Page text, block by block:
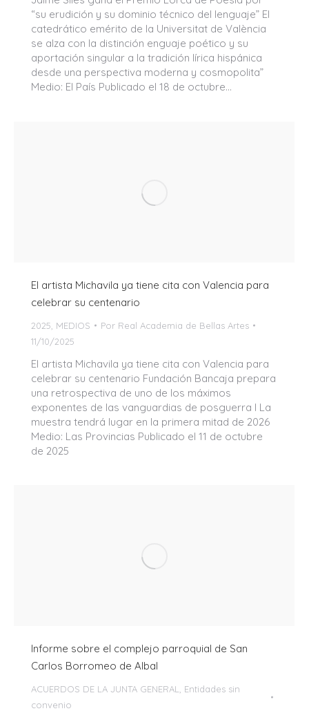
“su erudición y su dominio técnico del lenguaje” El
catedrático emérito de la Universitat de València
se alza con la distinción enguaje poético y su
aportación singular a la tradición lírica hispánica
desde una perspectiva moderna y cosmopolita”
Medio: El País Publicado el 18 de octubre…
El artista Michavila ya tiene cita con Valencia para
celebrar su centenario
2025 MEDIOS Por Real Academia de Bellas Artes
11/10/2025
El artista Michavila ya tiene cita con Valencia para
celebrar su centenario Fundación Bancaja prepara
una retrospectiva de uno de los máximos
exponentes de las vanguardias de posguerra I La
muestra tendrá lugar en la primera mitad de 2026
Medio: Las Provincias Publicado el 11 de octubre
de 2025
Informe sobre el complejo parroquial de San
Carlos Borromeo de Albal
ACUERDOS DE LA JUNTA GENERAL
Entidades sin
convenio